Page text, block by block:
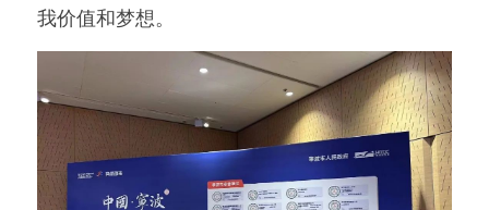
我价值和梦想。